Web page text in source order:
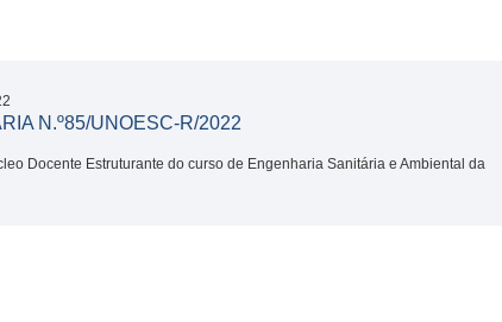
N.º85/UNOESC-R/2022
Docente Estruturante do curso de Engenharia Sanitária e Ambiental da